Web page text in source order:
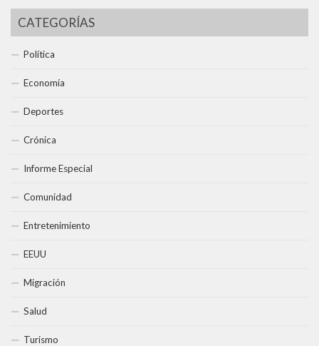
CATEGORÍAS
Política
Economía
Deportes
Crónica
Informe Especial
Comunidad
Entretenimiento
EEUU
Migración
Salud
Turismo